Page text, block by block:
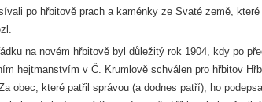
po hřbitově prach a kaménky ze Svaté země,
na novém hřbitově byl důležitý rok 1904, kdy po
hejtmanstvím v Č. Krumlově schválen pro hřbitov
obec, které patřil správou (a dodnes patří), ho